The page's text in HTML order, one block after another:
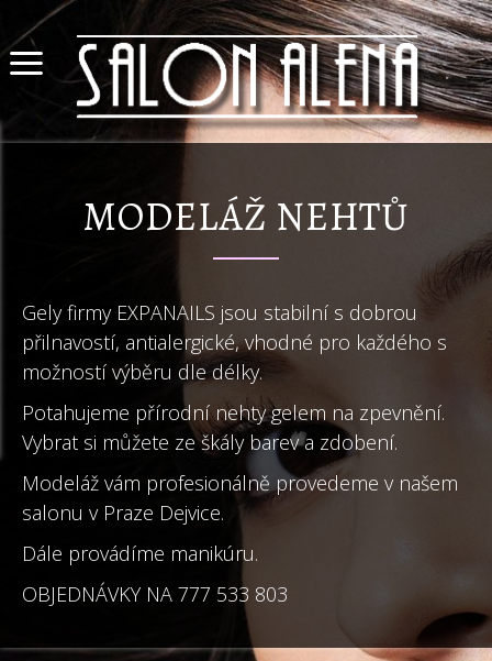
MODELÁŽ NEHTŮ
Gely firmy EXPANAILS jsou stabilní s dobrou
přilnavostí, antialergické, vhodné pro každého s
možností výběru dle délky.
Potahujeme přírodní nehty gelem na zpevnění.
Vybrat si můžete ze škály barev a zdobení.
Modeláž vám profesionálně provedeme v našem
salonu v Praze Dejvice.
Dále provádíme manikúru.
OBJEDNÁVKY NA 777 533 803